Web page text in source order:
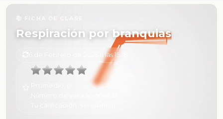
Respiración por branquias
6 de Febrero de 2025 a las 15:18